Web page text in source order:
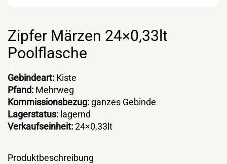
Zipfer Märzen 24×0,33lt
Poolflasche
Gebindeart: Kiste
Pfand: Mehrweg
Kommissionsbezug: ganzes Gebinde
Lagerstatus: lagernd
Verkaufseinheit:24×0,33lt
Produktbeschreibung